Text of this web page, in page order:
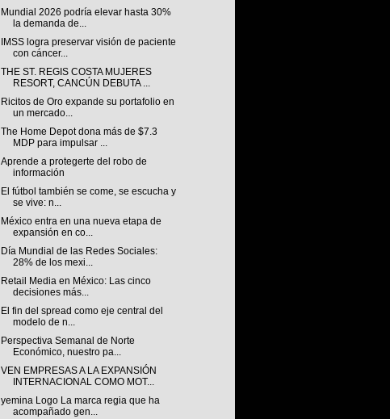
Mundial 2026 podría elevar hasta 30%
la demanda de...
IMSS logra preservar visión de paciente
con cáncer...
THE ST. REGIS COSTA MUJERES
RESORT, CANCÚN DEBUTA ...
Ricitos de Oro expande su portafolio en
un mercado...
The Home Depot dona más de $7.3
MDP para impulsar ...
Aprende a protegerte del robo de
información
El fútbol también se come, se escucha y
se vive: n...
México entra en una nueva etapa de
expansión en co...
Día Mundial de las Redes Sociales:
28% de los mexi...
Retail Media en México: Las cinco
decisiones más...
El fin del spread como eje central del
modelo de n...
Perspectiva Semanal de Norte
Económico, nuestro pa...
VEN EMPRESAS A LA EXPANSIÓN
INTERNACIONAL COMO MOT...
yemina Logo La marca regia que ha
acompañado gen...